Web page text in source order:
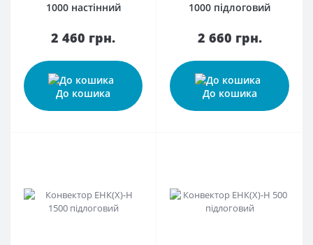
1000 настінний
2 460 грн.
До кошика
1000 підлоговий
2 660 грн.
До кошика